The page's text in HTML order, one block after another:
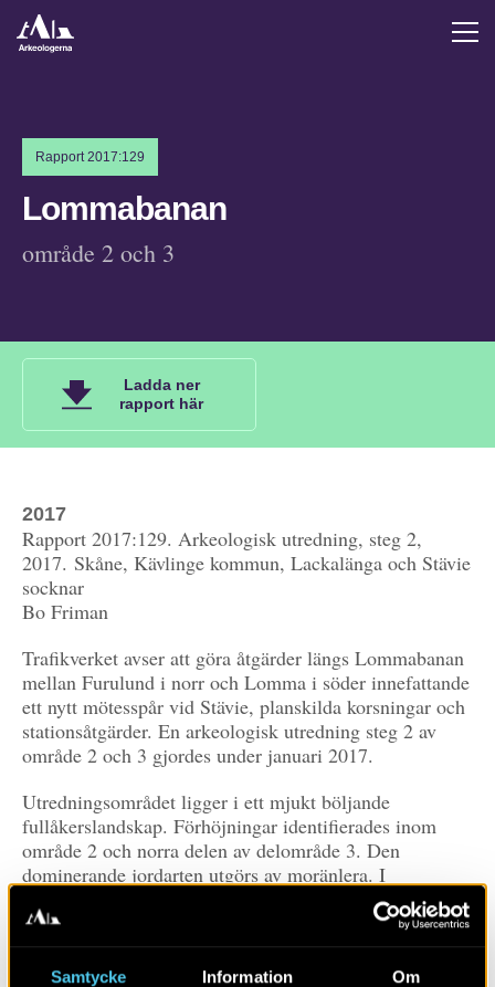
Samtycke Information Om
Rapport 2017:129
Lommabanan
område 2 och 3
Ladda ner
rapport här
2017
Rapport 2017:129. Arkeologisk utredning, steg 2,
2017. Skåne, Kävlinge kommun, Lackalänga och Stävie
socknar
Bo Friman
Trafikverket avser att göra åtgärder längs Lommabanan
mellan Furulund i norr och Lomma i söder innefattande
ett nytt mötesspår vid Stävie, planskilda korsningar och
stationsåtgärder. En arkeologisk utredning steg 2 av
område 2 och 3 gjordes under januari 2017.
Utredningsområdet ligger i ett mjukt böljande
fullåkerslandskap. Förhöjningar identifierades inom
område 2 och norra delen av delområde 3. Den
dominerande jordarten utgörs av moränlera. I
närområdet finns inventerade och undersökta boplatser
framförallt från yngre stenålder men även befintliga
eller överplöjda bronsåldershögar samt
boplatslämningar från yngre bronsålder.